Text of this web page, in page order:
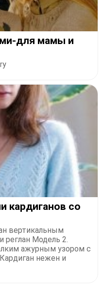
для мамы и
кардиганов со
вертикальным
реглан Модель 2.
ажурным узором с
нежен и